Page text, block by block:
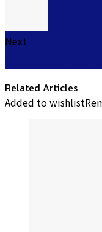
Next
Related Articles
Added to wishlist